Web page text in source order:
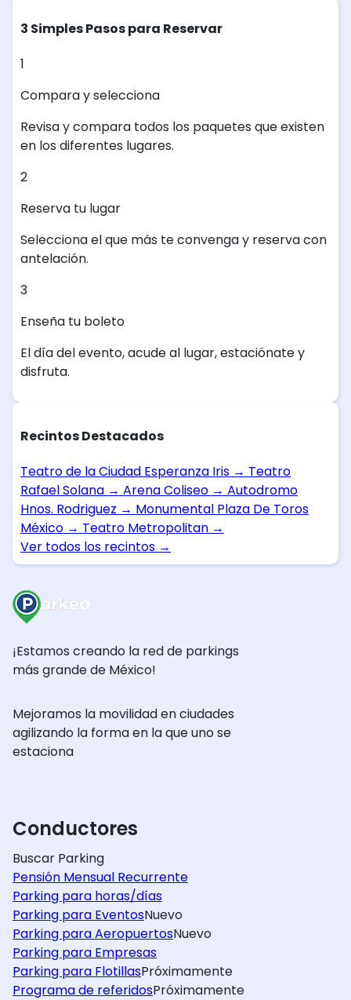
3 Simples Pasos para Reservar
1
Compara y selecciona
Revisa y compara todos los paquetes que existen
en los diferentes lugares.
2
Reserva tu lugar
Selecciona el que más te convenga y reserva con
antelación.
3
Enseña tu boleto
El día del evento, acude al lugar, estaciónate y
disfruta.
Recintos Destacados
Teatro de la Ciudad Esperanza Iris → Teatro
Rafael Solana → Arena Coliseo → Autodromo
Hnos. Rodriguez → Monumental Plaza De Toros
México → Teatro Metropolitan →
Ver todos los recintos →
¡Estamos creando la red de parkings
más grande de México!
Mejoramos la movilidad en ciudades
agilizando la forma en la que uno se
estaciona
Conductores
Buscar Parking
Pensión Mensual Recurrente
Parking para horas/días
Parking para EventosNuevo
Parking para AeropuertosNuevo
Parking para Empresas
Parking para FlotillasPróximamente
Programa de referidosPróximamente